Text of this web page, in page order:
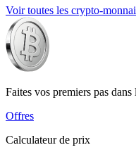
Voir toutes les crypto-
Faites vos premiers pas
Offres
Calculateur de prix